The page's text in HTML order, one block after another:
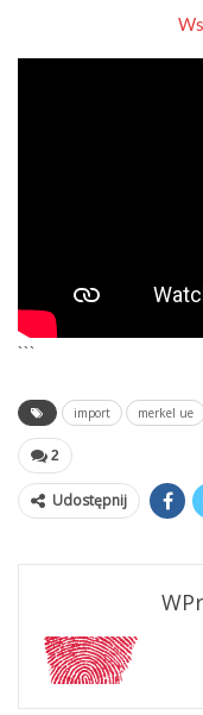
```
import merkel ue
2
Udostępnij